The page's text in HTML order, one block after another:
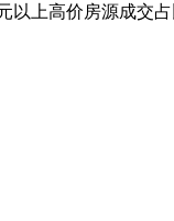
上高价房源成交占